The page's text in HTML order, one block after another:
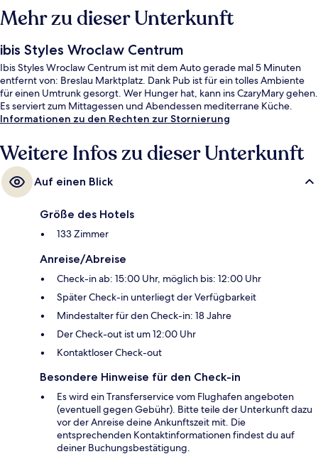
Mehr zu dieser Unterkunft
ibis Styles Wroclaw Centrum
Ibis Styles Wroclaw Centrum ist mit dem Auto gerade mal 5 Minuten
entfernt von: Breslau Marktplatz. Dank Pub ist für ein tolles Ambiente
für einen Umtrunk gesorgt. Wer Hunger hat, kann ins CzaryMary gehen.
Es serviert zum Mittagessen und Abendessen mediterrane Küche.
Informationen zu den Rechten zur Stornierung
Weitere Infos zu dieser Unterkunft
Auf einen Blick
Größe des Hotels
133 Zimmer
Anreise/Abreise
Check-in ab: 15:00 Uhr, möglich bis: 12:00 Uhr
Später Check-in unterliegt der Verfügbarkeit
Mindestalter für den Check-in: 18 Jahre
Der Check-out ist um 12:00 Uhr
Kontaktloser Check-out
Besondere Hinweise für den Check-in
Es wird ein Transferservice vom Flughafen angeboten
(eventuell gegen Gebühr). Bitte teile der Unterkunft dazu
vor der Anreise deine Ankunftszeit mit. Die
entsprechenden Kontaktinformationen findest du auf
deiner Buchungsbestätigung.